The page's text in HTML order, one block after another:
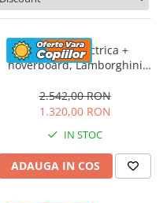
Masinuta electrica +
hoverboard, Lamborghini
premium, Rosu
2.542,00 RON
1.320,00 RON
IN STOC
ADAUGA IN COS